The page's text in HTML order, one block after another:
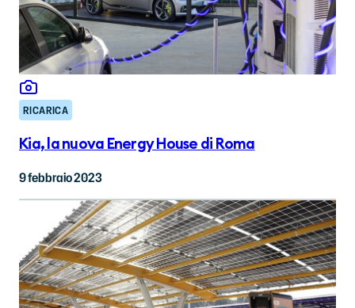
RICARICA
Kia, la nuova Energy House di Roma
9 febbraio 2023